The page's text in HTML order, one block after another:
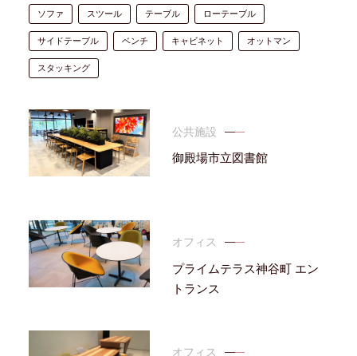
ソファ スツール テーブル ローテーブル
サイドテーブル ベンチ キャビネット オットマン
スタッキング
公共施設
御殿場市立図書館
オフィス
プライムテラス神谷町 エン
トランス
オフィス